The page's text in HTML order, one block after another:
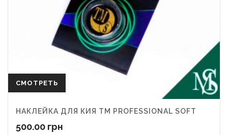
СМОТРЕТЬ
НАКЛЕЙКА ДЛЯ КИЯ ТМ PROFESSIONAL SOFT
500.00 грн